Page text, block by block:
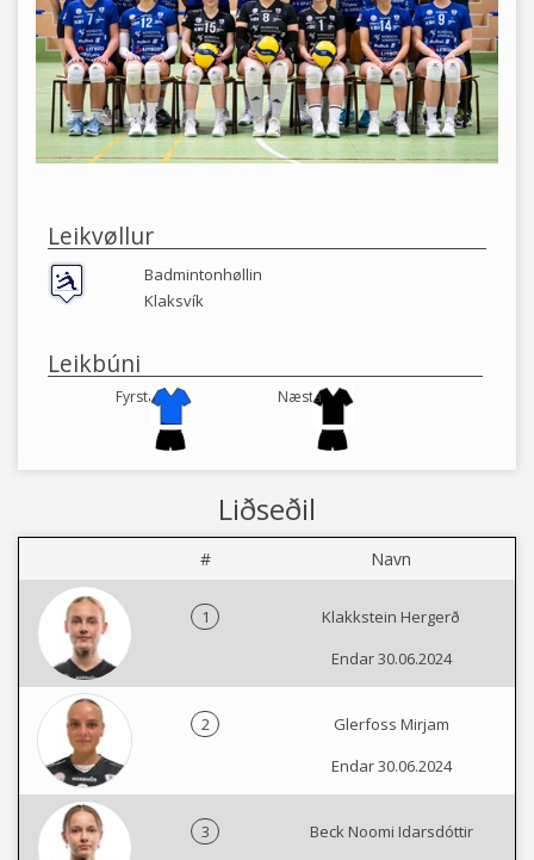
Leikvøllur
Badmintonhøllin
Klaksvík
Leikbúni
Fyrsta Næsta
Liðseðil
# Navn
1
Klakkstein Hergerð
Endar 30.06.2024
2
Glerfoss Mirjam
Endar 30.06.2024
3
Beck Noomi Idarsdóttir